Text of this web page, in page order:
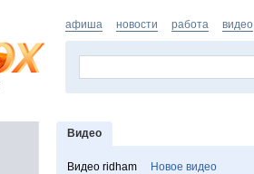
афиша новости работа видео
Видео
Видео ridham Новое видео